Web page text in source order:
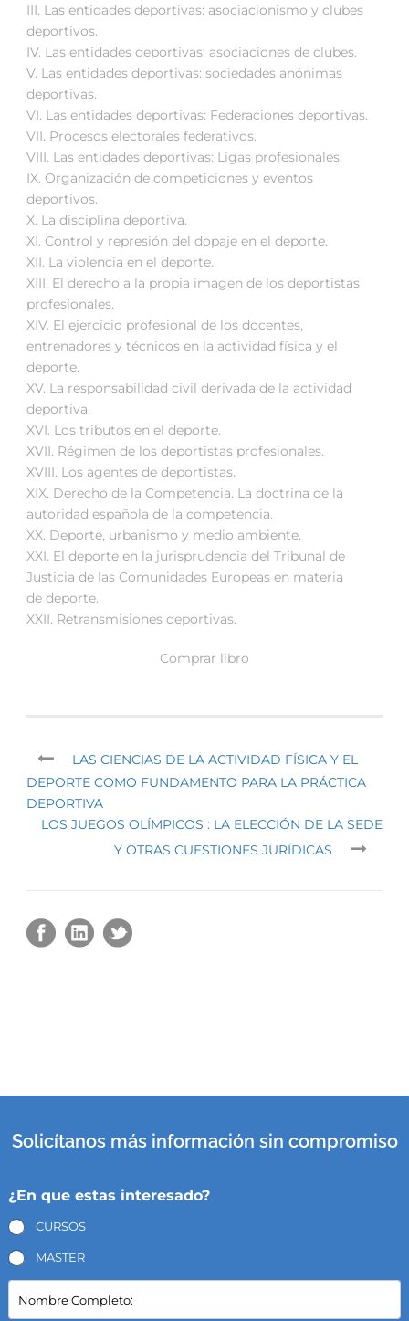
III. Las entidades deportivas: asociacionismo y clubes
deportivos.
IV. Las entidades deportivas: asociaciones de clubes.
V. Las entidades deportivas: sociedades anónimas
deportivas.
VI. Las entidades deportivas: Federaciones deportivas.
VII. Procesos electorales federativos.
VIII. Las entidades deportivas: Ligas profesionales.
IX. Organización de competiciones y eventos
deportivos.
X. La disciplina deportiva.
XI. Control y represión del dopaje en el deporte.
XII. La violencia en el deporte.
XIII. El derecho a la propia imagen de los deportistas
profesionales.
XIV. El ejercicio profesional de los docentes,
entrenadores y técnicos en la actividad física y el
deporte.
XV. La responsabilidad civil derivada de la actividad
deportiva.
XVI. Los tributos en el deporte.
XVII. Régimen de los deportistas profesionales.
XVIII. Los agentes de deportistas.
XIX. Derecho de la Competencia. La doctrina de la
autoridad española de la competencia.
XX. Deporte, urbanismo y medio ambiente.
XXI. El deporte en la jurisprudencia del Tribunal de
Justicia de las Comunidades Europeas en materia
de deporte.
XXII. Retransmisiones deportivas.
Comprar libro
LAS CIENCIAS DE LA ACTIVIDAD FÍSICA Y EL
DEPORTE COMO FUNDAMENTO PARA LA PRÁCTICA
DEPORTIVA
LOS JUEGOS OLÍMPICOS : LA ELECCIÓN DE LA SEDE
Y OTRAS CUESTIONES JURÍDICAS
Solicítanos más información sin compromiso
¿En que estas interesado?
CURSOS
MASTER
N